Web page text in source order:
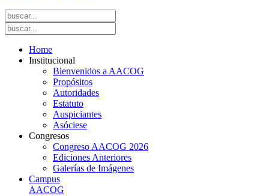
Home
Institucional
Bienvenidos a AACOG
Propósitos
Autoridades
Estatuto
Auspiciantes
Asóciese
Congresos
Congreso AACOG 2026
Ediciones Anteriores
Galerías de Imágenes
Campus
AACOG